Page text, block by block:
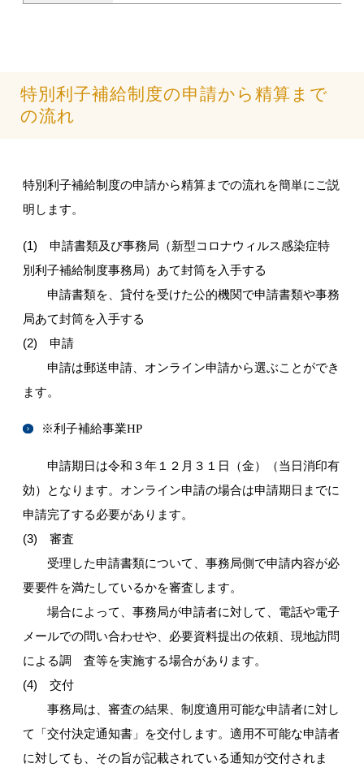
特別利子補給制度の申請から精算まで
の流れ
特別利子補給制度の申請から精算までの流れを簡単にご説
明します。
(1) 申請書類及び事務局（新型コロナウィルス感染症特
別利子補給制度事務局）あて封筒を入手する
申請書類を、貸付を受けた公的機関で申請書類や事務
局あて封筒を入手する
(2) 申請
申請は郵送申請、オンライン申請から選ぶことができ
ます。
※利子補給事業HP
申請期日は令和３年１２月３１日（金）（当日消印有
効）となります。オンライン申請の場合は申請期日までに
申請完了する必要があります。
(3) 審査
受理した申請書類について、事務局側で申請内容が必
要要件を満たしているかを審査します。
場合によって、事務局が申請者に対して、電話や電子
メールでの問い合わせや、必要資料提出の依頼、現地訪問
による調 査等を実施する場合があります。
(4) 交付
事務局は、審査の結果、制度適用可能な申請者に対し
て「交付決定通知書」を交付します。適用不可能な申請者
に対しても、その旨が記載されている通知が交付されま